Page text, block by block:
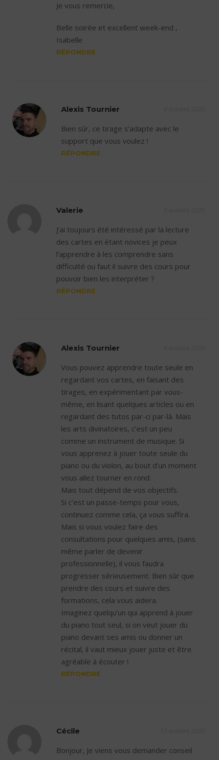
Je vous remercie,
Belle soirée et excellent week-end ,
Isabelle
RÉPONDRE
Alexis Tournier
Bien sûr, ce tirage s’adapte avec le
support que vous voulez !
RÉPONDRE
Valerie
J’ai toujours été intéressé par la lecture
des cartes en étant novices je peux
l’apprendre à les comprendre sans
difficulté ou faut il suivre des cours pour
pouvoir bien les interpréter ?
RÉPONDRE
Alexis Tournier
Vous pouvez apprendre toute seule en
regardant vos cartes, en faisant des
tirages, en expérimentant par vous-
même, en lisant quelques articles ou en
regardant des tutos par-ci par-là. Mais
les arts divinatoires, c’est un peu
comme un instrument de musique. Si
vous apprenez à jouer toute seule du
piano ou du violon, au bout d’un moment
vous allez tourner en rond.
Mais tout dépend de vos objectifs.
Si c’est un passe-temps pour vous,
continuez comme cela, ça vous suffira.
Mais si vous voulez faire des
consultations pour quelques amis, (sans
même parler de devenir
professionnelle), il vous faudra
progresser sérieusement. Bien sûr que
prendre des cours et suivre des
formations, cela vous aidera.
Imaginez quelqu’un qui apprend à jouer
du piano tout seul, si on veut jouer du
piano devant ses amis ou donner un
récital, il vaut mieux jouer juste et être
agréable à écouter !
RÉPONDRE
Cécile
Bonjour, Je viens vous demander conseil